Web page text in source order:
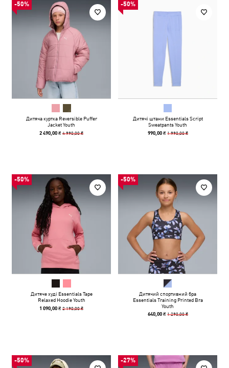
-50%
Дитяча куртка Reversible Puffer
Jacket Youth
2 490,00 ₴4 990,00 ₴
-50%
Дитячі штани Essentials Script
Sweatpants Youth
990,00 ₴ 1 990,00 ₴
-50%
Дитяче худі Essentials Tape
Relaxed Hoodie Youth
1 090,00 ₴2 190,00 ₴
-50%
Дитячий спортивний бра
Essentials Training Printed Bra
Youth
640,00 ₴ 1 290,00 ₴
-50% -27%